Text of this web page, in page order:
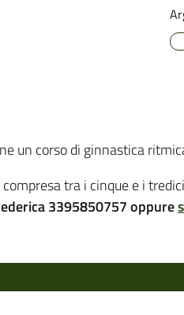
un corso di ginnastica
tra i cinque e i
3395850757 oppure